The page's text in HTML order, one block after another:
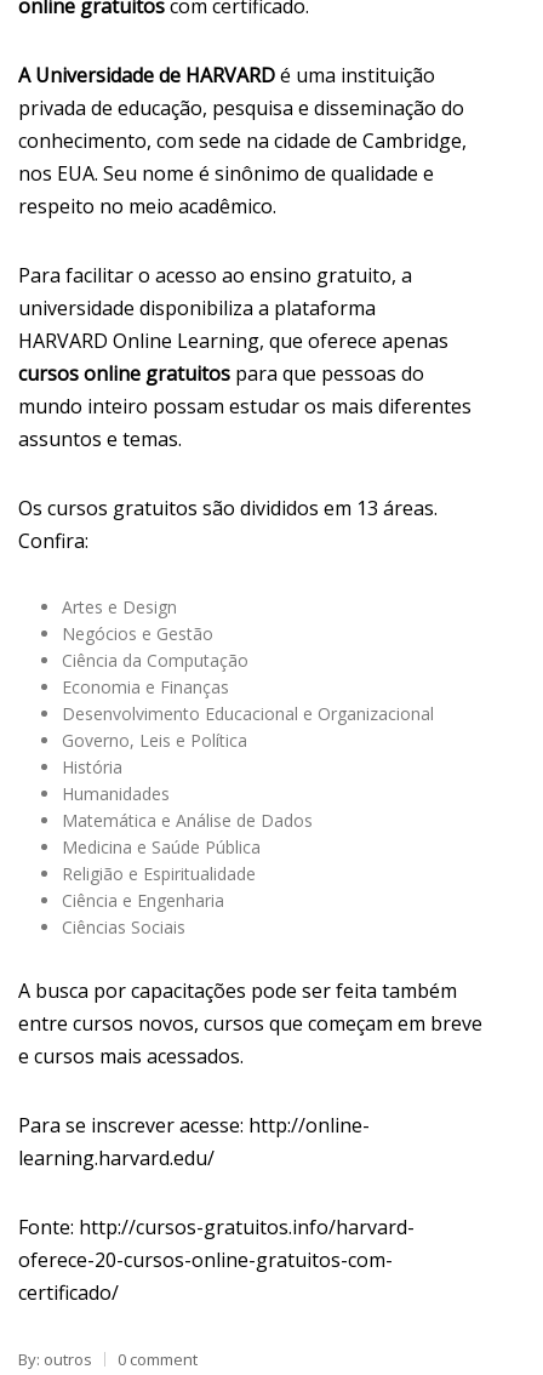
online gratuitoscom certificado.
A Universidade de HARVARDé uma instituição
privada de educação, pesquisa e disseminação do
conhecimento, com sede na cidade de Cambridge,
nos EUA. Seu nome é sinônimo de qualidade e
respeito no meio acadêmico.
Para facilitar o acesso ao ensino gratuito, a
universidade disponibiliza a plataforma
HARVARD Online Learning, que oferece apenas
cursos online gratuitos para que pessoas do
mundo inteiro possam estudar os mais diferentes
assuntos e temas.
Os cursos gratuitos são divididos em 13 áreas.
Confira:
Artes e Design
Negócios e Gestão
Ciência da Computação
Economia e Finanças
Desenvolvimento Educacional e Organizacional
Governo, Leis e Política
História
Humanidades
Matemática e Análise de Dados
Medicina e Saúde Pública
Religião e Espiritualidade
Ciência e Engenharia
Ciências Sociais
A busca por capacitações pode ser feita também
entre cursos novos, cursos que começam em breve
e cursos mais acessados.
Para se inscrever acesse: http://online-
learning.harvard.edu/
Fonte: http://cursos-gratuitos.info/harvard-
oferece-20-cursos-online-gratuitos-com-
certificado/
By: outros 0 comment